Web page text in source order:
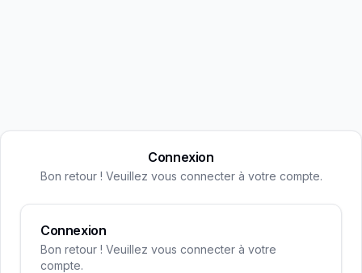
Connexion
Bon retour ! Veuillez vous connecter à votre compte.
Connexion
Bon retour ! Veuillez vous connecter à votre
compte.